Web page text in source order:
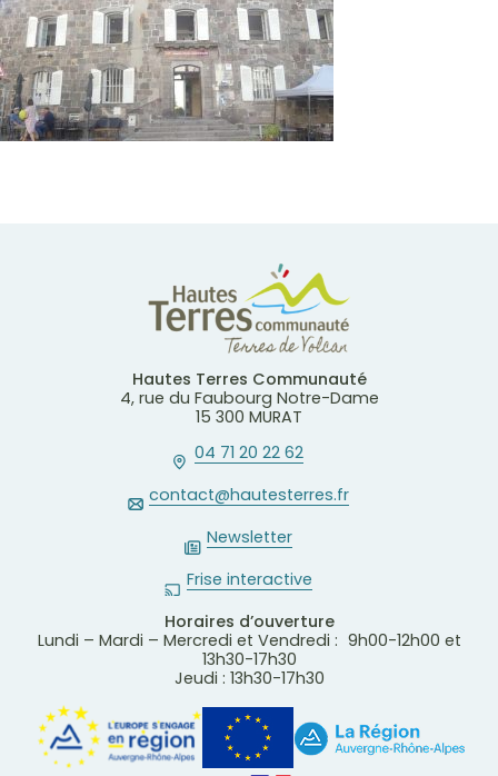
Hautes Terres Communauté
4, rue du Faubourg Notre-Dame
15 300 MURAT
04 71 20 22 62
contact@hautesterres.fr
Newsletter
Frise interactive
Horaires d’ouverture
Lundi – Mardi – Mercredi et Vendredi : 9h00-12h00 et
13h30-17h30
Jeudi : 13h30-17h30